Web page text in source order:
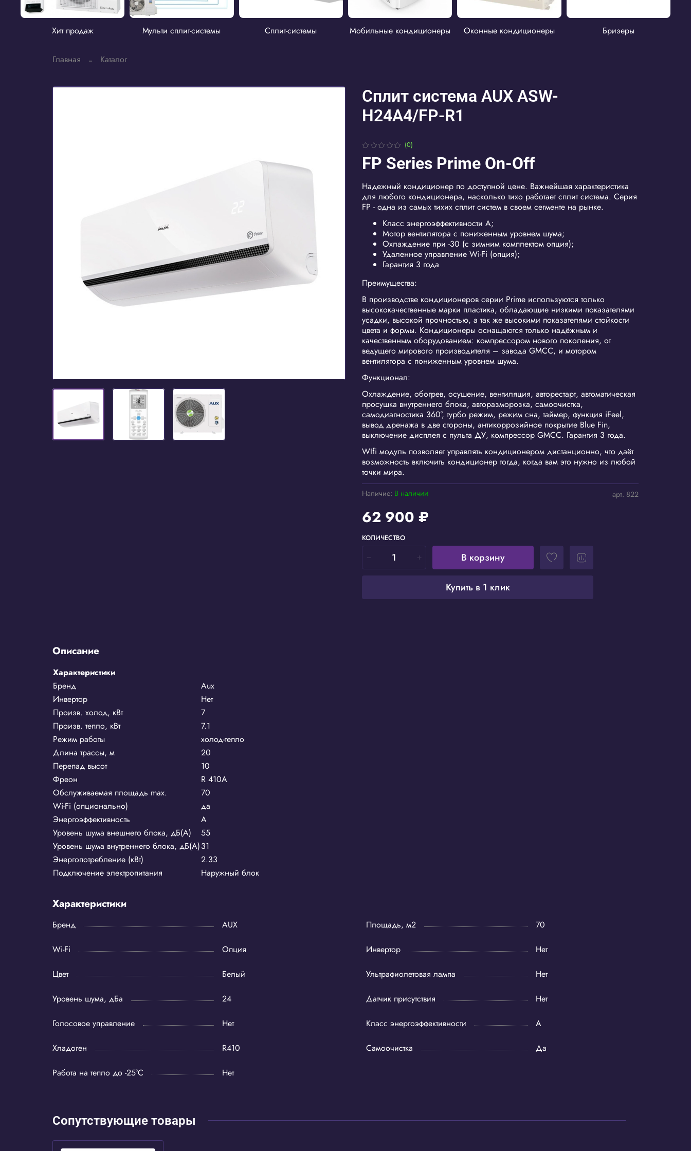
Хит продаж Мульти сплит-системы Сплит-системы Мобильные кондиционеры Оконные кондиционеры Бризеры
Главная Каталог
(0)
арт. 822
Наличие: В наличии
Сплит система AUX ASW-
H24A4/FP-R1
62 900 ₽
КОЛИЧЕСТВО
В корзину
Купить в 1 клик
FP Series Prime On-Off
Надежный кондиционер по доступной цене. Важнейшая характеристика
для любого кондиционера, насколько тихо работает сплит система. Серия
FP - одна из самых тихих сплит систем в своем сегменте на рынке.
Класс энергоэффективности A;
Мотор вентилятора с пониженным уровнем шума;
Охлаждение при -30 (с зимним комплектом опция);
Удаленное управление Wi-Fi (опция);
Гарантия 3 года
Преимущества:
В производстве кондиционеров серии Prime используются только
высококачественные марки пластика, обладающие низкими показателями
усадки, высокой прочностью, а так же высокими показателями стойкости
цвета и формы. Кондиционеры оснащаются только надёжным и
качественным оборудованием: компрессором нового поколения, от
ведущего мирового производителя – завода GMCC, и мотором
вентилятора с пониженным уровнем шума.
Функционал:
Охлаждение, обогрев, осушение, вентиляция, авторестарт, автоматическая
просушка внутреннего блока, авторазморозка, самоочистка,
самодиагностика 360°, турбо режим, режим сна, таймер, функция iFeel,
вывод дренажа в две стороны, антикоррозийное покрытие Blue Fin,
выключение дисплея с пульта ДУ, компрессор GMCC. Гарантия 3 года.
WIfi модуль позволяет управлять кондиционером дистанционно, что даёт
возможность включить кондиционер тогда, когда вам это нужно из любой
точки мира.
Описание
Характеристики
Бренд
Aux
Инвертор
Нет
Произв. холод, кВт
7
Произв. тепло, кВт
7.1
Режим работы
холод-тепло
Длина трассы, м
20
Перепад высот
10
Фреон
R 410A
Обслуживаемая площадь max.
70
Wi-Fi (опционально)
да
Энергоэффективность
А
Уровень шума внешнего блока, дБ(А)
55
Уровень шума внутреннего блока, дБ(А)31
Энергопотребление (кВт)
2.33
Подключение электропитания
Наружный блок
Характеристики
Бренд AUX Площадь, м2 70
Wi-Fi Опция Инвертор Нет
Цвет Белый Ультрафиолетовая лампа Нет
Уровень шума, дБа 24 Датчик присутствия Нет
Голосовое управление Нет Класс энергоэффективности A
Хладоген R410 Самоочистка Да
Работа на тепло до -25°C Нет
Сопутствующие товары